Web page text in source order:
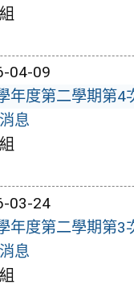
04-09
年度第二學期第4
息
03-24
年度第二學期第3
息